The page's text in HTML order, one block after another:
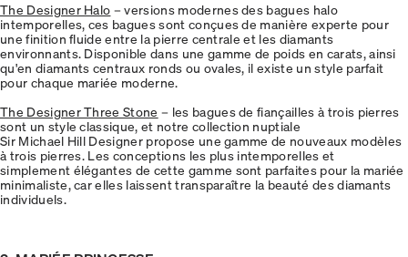
The Designer Halo – versions modernes des bagues halo
intemporelles, ces bagues sont conçues de manière experte pour
une finition fluide entre la pierre centrale et les diamants
environnants. Disponible dans une gamme de poids en carats, ainsi
qu'en diamants centraux ronds ou ovales, il existe un style parfait
pour chaque mariée moderne.
The Designer Three Stone – les bagues de fiançailles à trois pierres
sont un style classique, et notre collection nuptiale
Sir Michael Hill Designer propose une gamme de nouveaux modèles
à trois pierres. Les conceptions les plus intemporelles et
simplement élégantes de cette gamme sont parfaites pour la mariée
minimaliste, car elles laissent transparaître la beauté des diamants
individuels.